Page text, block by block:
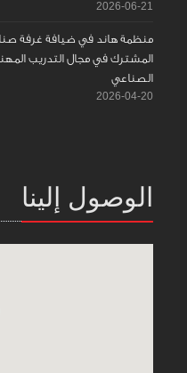
2026-06-21
منظمة هاند في ضيافة غرفة
المشترك في مجال التدريب
الصناعي
2026-04-20
الوصول إلينا